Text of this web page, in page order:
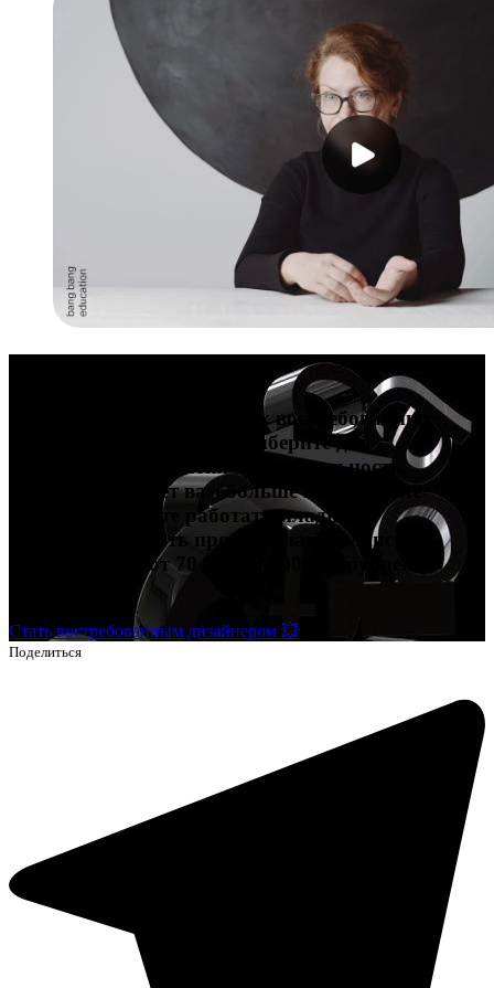
Попробуйте себя в четырех востребованных
профессиях в дизайне и выберите для
дальнейшего развития ту специальность,
которая подойдет вам больше всего. После
обучения сможете работать младшим
дизайнером, брать проекты на фрилансе и
зарабатывать от 70 000 до 200 000 рублей и
Стать востребованным дизайнером 💥
Поделиться